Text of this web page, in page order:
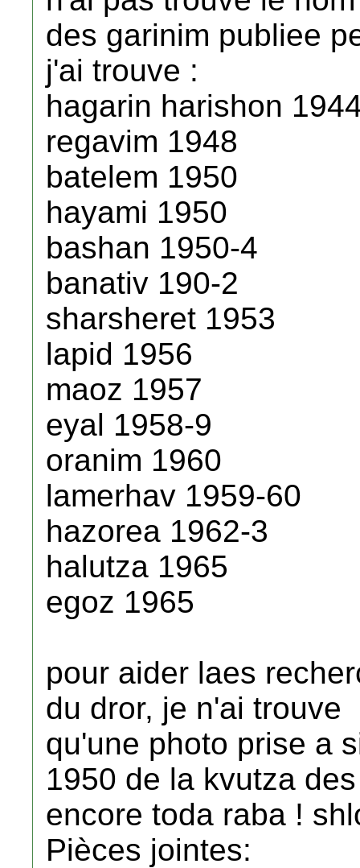
des garinim publiee
j'ai trouve :
hagarin harishon
regavim 1948
batelem 1950
hayami 1950
bashan 1950-4
banativ 190-2
sharsheret 1953
lapid 1956
maoz 1957
eyal 1958-9
oranim 1960
lamerhav 1959-60
hazorea 1962-3
halutza 1965
egoz 1965
pour aider laes
du dror, je n'ai trouve
qu'une photo prise a
1950 de la kvutza
encore toda raba !
Pièces jointes: